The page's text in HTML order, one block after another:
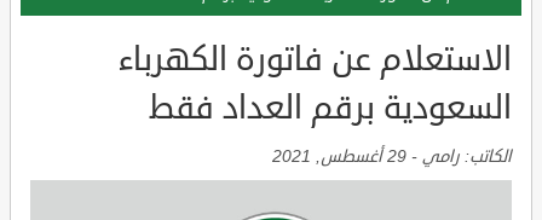
الاستعلام عن فاتورة الكهرباء
السعودية برقم العداد فقط
الكاتب: رامي - 29 أغسطس, 2021